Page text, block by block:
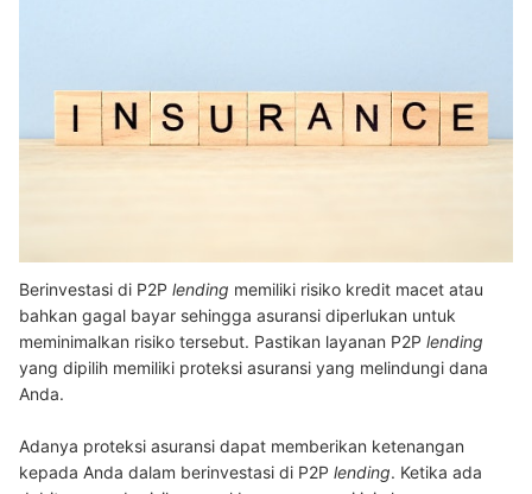
Berinvestasi di P2P lending memiliki risiko kredit macet atau
bahkan gagal bayar sehingga asuransi diperlukan untuk
meminimalkan risiko tersebut. Pastikan layanan P2P lending
yang dipilih memiliki proteksi asuransi yang melindungi dana
Anda.
Adanya proteksi asuransi dapat memberikan ketenangan
kepada Anda dalam berinvestasi di P2P lending. Ketika ada